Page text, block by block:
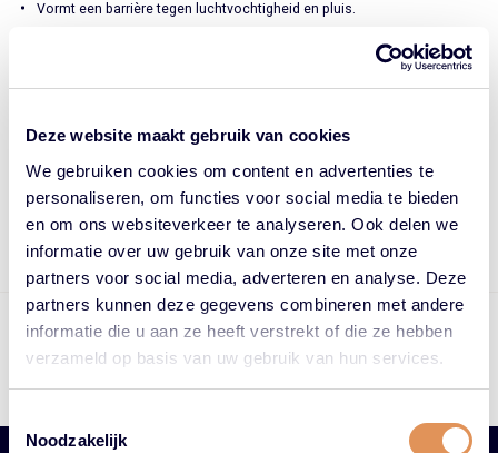
Deze website maakt gebruik van cookies
We gebruiken cookies om content en advertenties te
personaliseren, om functies voor social media te bieden
en om ons websiteverkeer te analyseren. Ook delen we
informatie over uw gebruik van onze site met onze
partners voor social media, adverteren en analyse. Deze
partners kunnen deze gegevens combineren met andere
informatie die u aan ze heeft verstrekt of die ze hebben
verzameld op basis van uw gebruik van hun services.
Noodzakelijk
Vormt een barrière tegen luchtvochtigheid en pluis.
Breng een paar pompjes aan op vochtig of droog haar.
Verdeel gelijkmatig door de lengtes en punten.
Style zoals gewenst.
Op werkdagen voor 17.00 uur besteld = vandaag verzonden
Beoordeling: 4.88/5.00 door 3640+ klanten
Preferred Keune Supplier